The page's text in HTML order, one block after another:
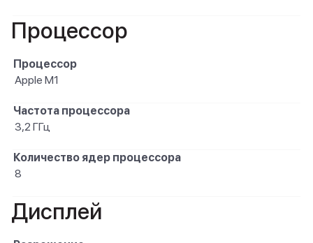
Процессор
Процессор
Apple M1
Частота процессора
3,2 ГГц
Количество ядер процессора
8
Дисплей